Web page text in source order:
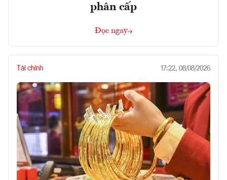
phân cấp
Đọc ngay
Tài chính 17:22, 08/08/2026